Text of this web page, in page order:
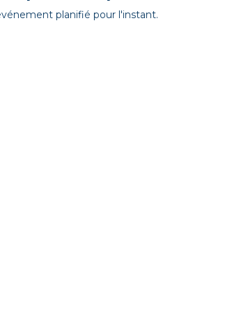
planifié pour l'instant.